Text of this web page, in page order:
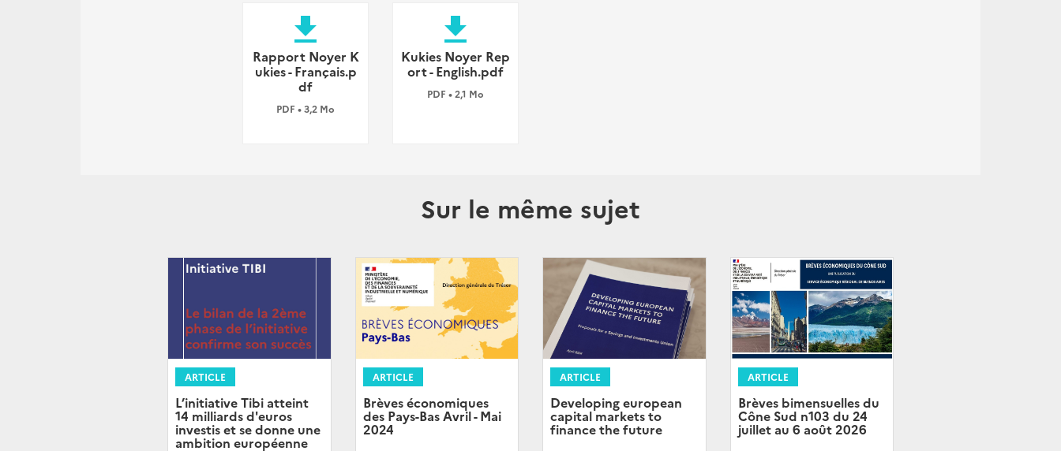
file_download
Rapport Noyer K
ukies - Français.p
df
PDF • 3,2 Mo
file_download
Kukies Noyer Rep
ort - English.pdf
PDF • 2,1 Mo
Sur le même sujet
ARTICLE
L’initiative Tibi atteint
14 milliards d'euros
investis et se donne une
ambition européenne
ARTICLE
Brèves économiques
des Pays-Bas Avril - Mai
2024
ARTICLE
Developing european
capital markets to
finance the future
ARTICLE
Brèves bimensuelles du
Cône Sud n103 du 24
juillet au 6 août 2026